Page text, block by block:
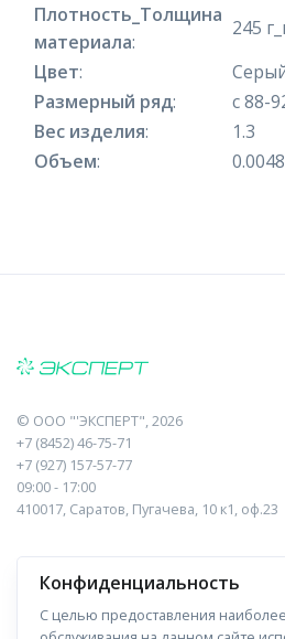
Плотность_Толщина
материала:
245
Цвет:
Размерный ряд:
с 88-
Вес изделия:
1.3
Объем: 0.0048
© ООО "'ЭКСПЕРТ", 2026
+7 (8452) 46-75-71
+7 (927) 157-57-77
09:00 - 17:00
410017, Саратов, Пугачева, 10 к1, оф.23
Прайс-лист О
Конфиденциальность
С целью предоставления